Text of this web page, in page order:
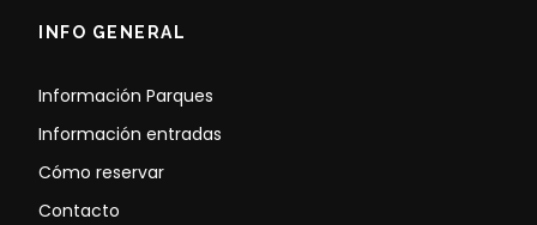
INFO GENERAL
Información Parques
Información entradas
Cómo reservar
Contacto